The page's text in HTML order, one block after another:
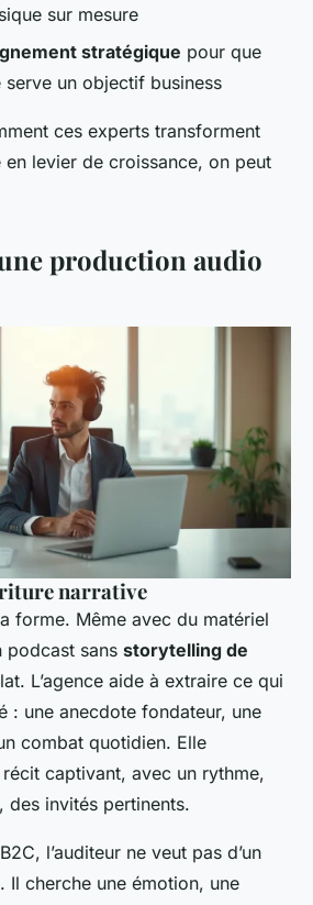
sur mesure
stratégique pour que
un objectif business
ces experts transforment
en levier de croissance, on peut
production audio
narrative
forme. Même avec du matériel
podcast sans storytelling de
L’agence aide à extraire ce qui
: une anecdote fondateur, une
combat quotidien. Elle
captivant, avec un rythme,
des invités pertinents.
l’auditeur ne veut pas d’un
Il cherche une émotion, une